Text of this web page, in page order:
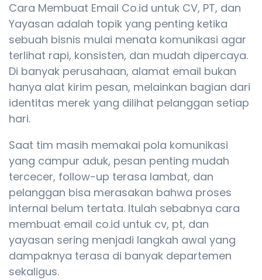
Cara Membuat Email Co.id untuk CV, PT, dan
Yayasan adalah topik yang penting ketika
sebuah bisnis mulai menata komunikasi agar
terlihat rapi, konsisten, dan mudah dipercaya.
Di banyak perusahaan, alamat email bukan
hanya alat kirim pesan, melainkan bagian dari
identitas merek yang dilihat pelanggan setiap
hari.
Saat tim masih memakai pola komunikasi
yang campur aduk, pesan penting mudah
tercecer, follow-up terasa lambat, dan
pelanggan bisa merasakan bahwa proses
internal belum tertata. Itulah sebabnya cara
membuat email co.id untuk cv, pt, dan
yayasan sering menjadi langkah awal yang
dampaknya terasa di banyak departemen
sekaligus.